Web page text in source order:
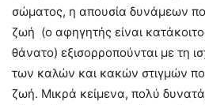
σώματος, η απουσία δυνάμεων
ζωή (ο αφηγητής είναι
θάνατο) εξισορροπούνται με τη
των καλών και κακών στιγμών
ζωή. Μικρά κείμενα, πολύ